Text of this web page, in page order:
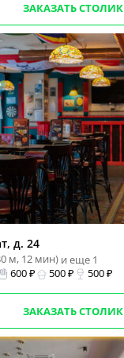
ЗАКАЗАТЬ СТОЛИК
д. 24
м, 12 мин) и еще 1
600 ₽ 500 ₽ 500 ₽
ЗАКАЗАТЬ СТОЛИК